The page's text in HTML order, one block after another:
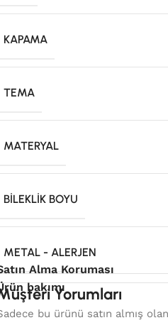
KAPAMA
TEMA
MATERYAL
BILEKLIK BOYU
METAL - ALERJEN
Alma Koruması
bakımıYorumları
bu ürünü satın almış